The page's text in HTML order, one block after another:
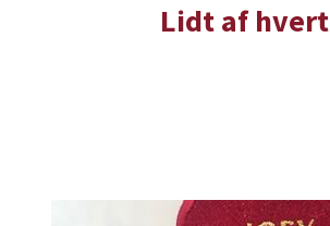
Lidt af hvert